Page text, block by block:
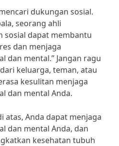
dukungan sosial.
seorang ahli
sosial dapat membantu
dan menjaga
dan mental.” Jangan ragu
keluarga, teman, atau
kesulitan menjaga
dan mental Anda.
atas, Anda dapat menjaga
dan mental Anda, dan
kesehatan tubuh